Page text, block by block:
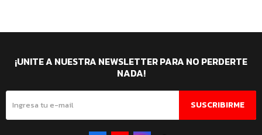
¡UNITE A NUESTRA NEWSLETTER PARA NO PERDERTE
NADA!
SUSCRIBIRME